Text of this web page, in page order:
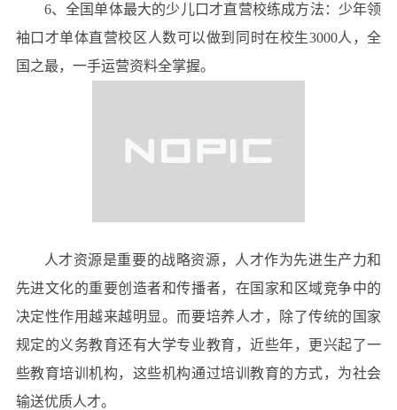
6、全国单体最大的少儿口才直营校练成方法：少年领
袖口才单体直营校区人数可以做到同时在校生3000人，全
国之最，一手运营资料全掌握。
人才资源是重要的战略资源，人才作为先进生产力和
先进文化的重要创造者和传播者，在国家和区域竞争中的
决定性作用越来越明显。而要培养人才，除了传统的国家
规定的义务教育还有大学专业教育，近些年，更兴起了一
些教育培训机构，这些机构通过培训教育的方式，为社会
输送优质人才。